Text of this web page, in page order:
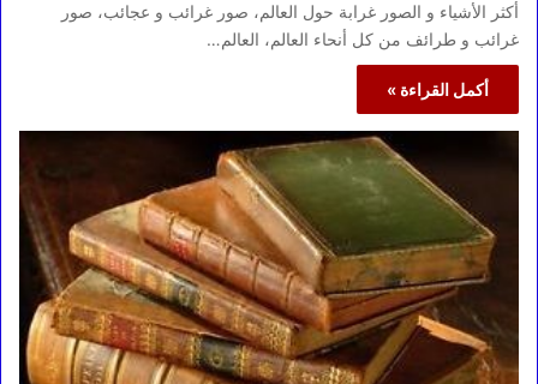
أكثر الأشياء و الصور غرابة حول العالم، صور غرائب و عجائب، صور
غرائب و طرائف من كل أنحاء العالم، العالم…
أكمل القراءة »